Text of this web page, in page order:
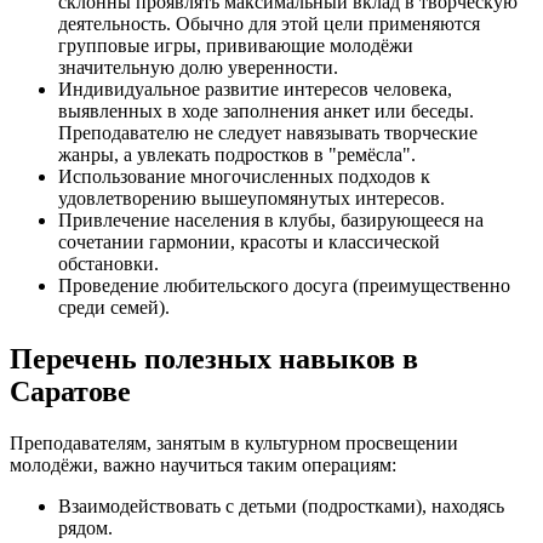
деятельность. Обычно для этой цели применяются
групповые игры, прививающие молодёжи
значительную долю уверенности.
Индивидуальное развитие интересов человека,
выявленных в ходе заполнения анкет или беседы.
Преподавателю не следует навязывать творческие
жанры, а увлекать подростков в "ремёсла".
Использование многочисленных подходов к
удовлетворению вышеупомянутых интересов.
Привлечение населения в клубы, базирующееся на
сочетании гармонии, красоты и классической
обстановки.
Проведение любительского досуга (преимущественно
среди семей).
Перечень полезных навыков в
Саратове
Преподавателям, занятым в культурном просвещении
молодёжи, важно научиться таким операциям:
Взаимодействовать с детьми (подростками), находясь
рядом.